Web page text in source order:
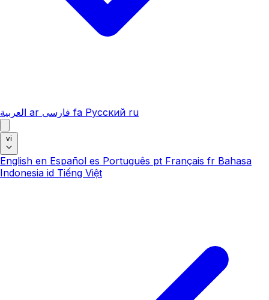
العربية ar فارسی fa Русский ru
vi
English en Español es Português pt Français fr Bahasa
Indonesia id Tiếng Việt